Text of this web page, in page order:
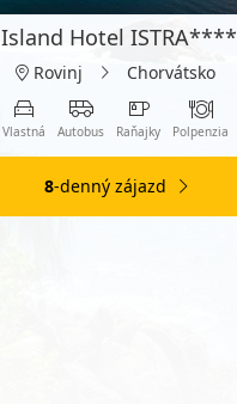
Island Hotel ISTRA****
Rovinj Chorvátsko
Vlastná Autobus Raňajky Polpenzia
8-denný zájazd